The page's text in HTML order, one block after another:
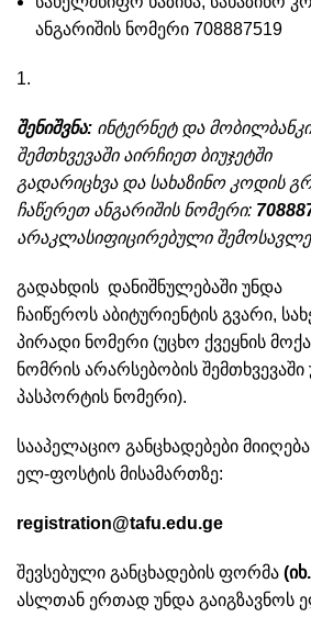
ანგარიშის ნომერი 708887519
შენიშვნა: ინტერნეტ და
შემთხვევაში აირჩიეთ ბიუჯეტში
გადარიცხვა და სახაზინო კოდის
ჩაწერეთ ანგარიშის ნომერი:
არაკლასიფიცირებული
გადახდის დანიშნულებაში უნდა
ჩაიწეროს აბიტურიენტის გვარი,
პირადი ნომერი (უცხო ქვეყნის
ნომრის არარსებობის
პასპორტის ნომერი).
სააპელაციო განცხადებები
ელ-ფოსტის მისამართზე:
registration@tafu.edu.ge
შევსებული განცხადების ფორმა (
ასლთან ერთად უნდა გაიგზავნოს